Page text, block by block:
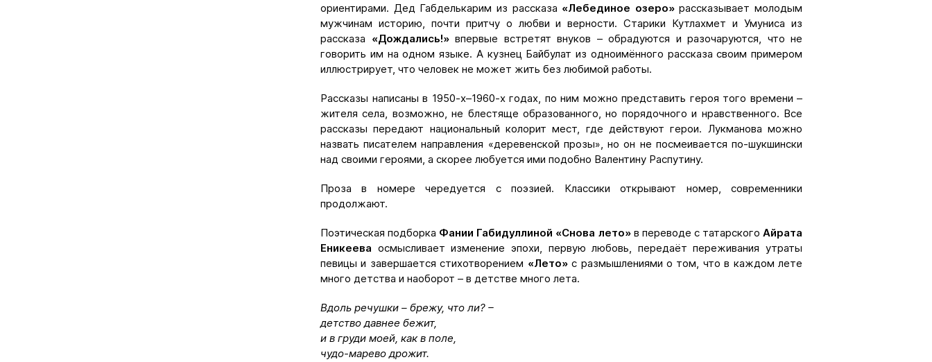
ориентирами. Дед Габделькарим из рассказа «Лебединое озеро»рассказывает молодым
мужчинам историю, почти притчу о любви и верности. Старики Кутлахмет и Умуниса из
рассказа «Дождались!»впервые встретят внуков – обрадуются и разочаруются, что не
говорить им на одном языке. А кузнец Байбулат из одноимённого рассказа своим примером
иллюстрирует, что человек не может жить без любимой работы.
Рассказы написаны в 1950-х–1960-х годах, по ним можно представить героя того времени –
жителя села, возможно, не блестяще образованного, но порядочного и нравственного. Все
рассказы передают национальный колорит мест, где действуют герои. Лукманова можно
назвать писателем направления «деревенской прозы», но он не посмеивается по-шукшински
над своими героями, а скорее любуется ими подобно Валентину Распутину.
Проза в номере чередуется с поэзией. Классики открывают номер, современники
продолжают.
Поэтическая подборка Фании Габидуллиной «Снова лето»в переводе с татарскогоАйрата
Еникеева осмысливает изменение эпохи, первую любовь, передаёт переживания утраты
певицы и завершается стихотворением «Лето»с размышлениями о том, что в каждом лете
много детства и наоборот – в детстве много лета.
Вдоль речушки – брежу, что ли? –
детство давнее бежит,
и в груди моей, как в поле,
чудо-марево дрожит.